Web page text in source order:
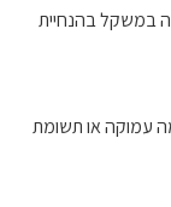
במשקל בהנחיית
עמוקה או תשומת